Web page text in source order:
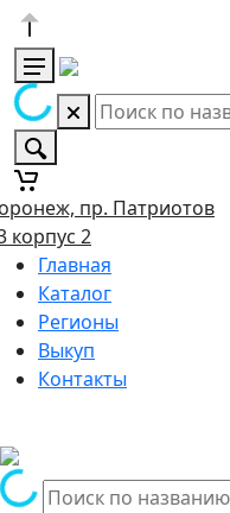
пр. Патриотов
корпус 2
Главная
Каталог
Регионы
Выкуп
Контакты